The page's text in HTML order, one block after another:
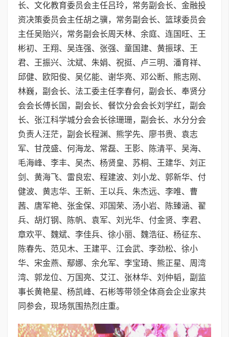
长、文化教育委员会主任吕玲，常务副会长、金融投
资决策委员会主任胡之骥，常务副会长、篮球委员会
主任吴贻兴，常务副会长周天林、余庭、连国旺、王
彬初、王翔、吴连强、张强、童国建、黄振球、王
君、王振兴、沈斌、朱娟、祝挺、卢三明、潘育祥、
邱健、欧阳俊、吴亿能、谢华亮、邓公断、熊志刚、
林巍，副会长、法工委主任李春何，副会长、奉贤分
会会长傅长国，副会长、餐饮分会会长刘学红，副会
长、张江科学城分会会长徐珊珊，副会长、水分分会
负责人汪茫，副会长程渊、熊学先、廖书贵、袁志
军、甘茂盛、何海龙、常磊、王影、陈清平、吴海、
毛海峰、李丰、吴杰、杨贤皇、苏桐、王建华、刘正
剑、黄海飞、雷良宏、程建波、刘小龙、郭新华、付
健波、黄志华、王新、王以兵、朱杰远、李唯、曹
茜、唐军艳、张金保、邓国荣、汤小岩、陈臻涵、翟
兵、胡灯钢、陈帆、袁军、刘光华、付金贤、李君、
章欢平、魏斌、李佳兵、徐小丽、魏浩征、杨征东、
陈春先、范见木、王建平、江会武、李劲松、徐小
华、宋金燕、鄢娜、余允军、李宝琦、熊正星、周湾
湾、郭龙位、万国亮、艾江、张林华、刘仲韬，副监
事长黄艳星、杨凯峰、石彬等带领全体商会企业家共
同参会，现场氛围热烈庄重。